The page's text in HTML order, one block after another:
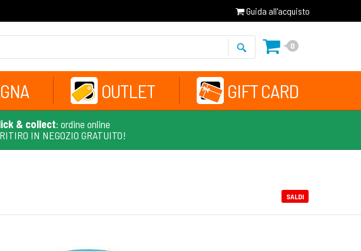
Guida all'acquisto
0
OUTLET GIFT CARD
& collect: ordine online
IN NEGOZIO GRATUITO!
SALDI